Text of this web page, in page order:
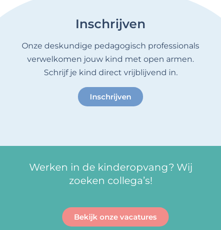
Inschrijven
Onze deskundige pedagogisch professionals
verwelkomen jouw kind met open armen.
Schrijf je kind direct vrijblijvend in.
Inschrijven
Werken in de kinderopvang? Wij
zoeken collega’s!
Bekijk onze vacatures